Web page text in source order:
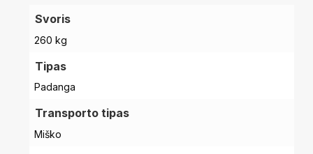
Svoris
260 kg
Tipas
Padanga
Transporto tipas
Miško